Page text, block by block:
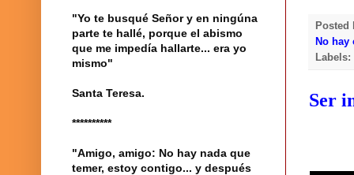
No
Labels:
Ser
"Yo te busqué Señor y en ningúna
parte te hallé, porque el abismo
que me impedía hallarte... era yo
mismo"
Santa Teresa.
**********
"Amigo, amigo: No hay nada que
temer, estoy contigo... y después